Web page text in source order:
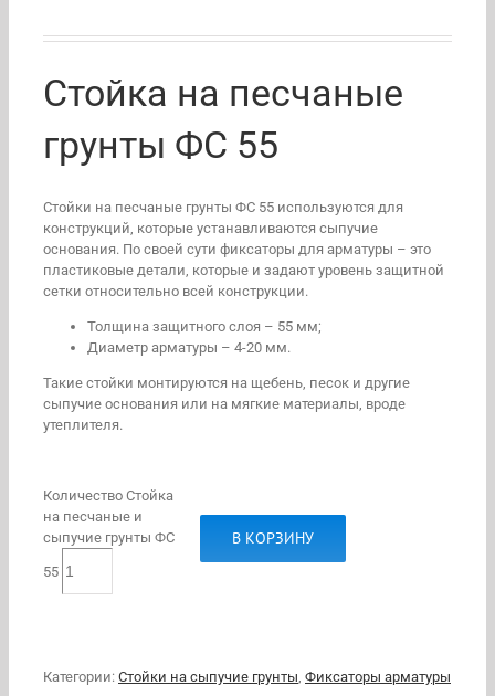
Стойка на песчаные
грунты ФС 55
Стойки на песчаные грунты ФС 55 используются для
конструкций, которые устанавливаются сыпучие
основания. По своей сути фиксаторы для арматуры – это
пластиковые детали, которые и задают уровень защитной
сетки относительно всей конструкции.
Толщина защитного слоя – 55 мм;
Диаметр арматуры – 4-20 мм.
Такие стойки монтируются на щебень, песок и другие
сыпучие основания или на мягкие материалы, вроде
утеплителя.
Количество Стойка
на песчаные и
сыпучие грунты ФС
55
В КОРЗИНУ
Категории: Стойки на сыпучие грунты Фиксаторы арматуры